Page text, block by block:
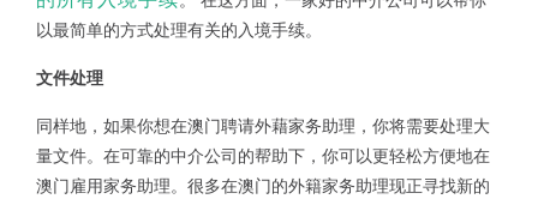
以最简单的方式处理有关的入境手续。
文件处理
同样地，如果你想在澳门聘请外藉家务助理，你将需要处理大
量文件。在可靠的中介公司的帮助下，你可以更轻松方便地在
澳门雇用家务助理。很多在澳门的外籍家务助理现正寻找新的